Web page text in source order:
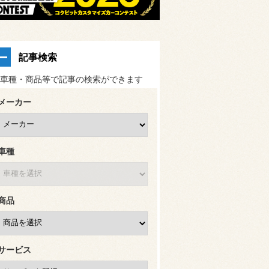
記事検索
種・商品等で記事の検索ができます
ーカー
種
品
ービス